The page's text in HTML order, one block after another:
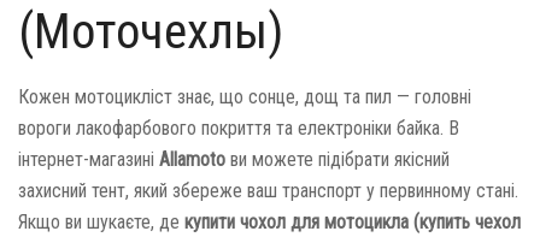
(Моточехлы)
Кожен мотоцикліст знає, що сонце, дощ та пил — головні
вороги лакофарбового покриття та електроніки байка. В
інтернет-магазині Allamoto ви можете підібрати якісний
захисний тент, який збереже ваш транспорт у первинному стані.
Якщо ви шукаєте, де купити чохол для мотоцикла (купить чехол